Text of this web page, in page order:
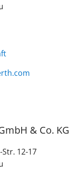
& Co. KG
12-17